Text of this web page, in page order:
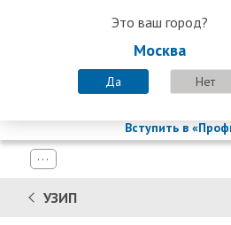
8 800 200-
Это ваш город?
Москва
Да Нет
8 (800) 200-58-35
Пн-Пт с 9:00-18:00. Сб. Вс -
Вступить в
УЗИП